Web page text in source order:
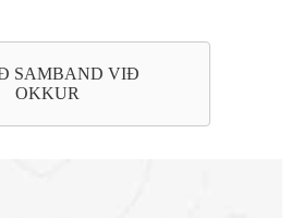
SAMBAND VIÐ
OKKUR